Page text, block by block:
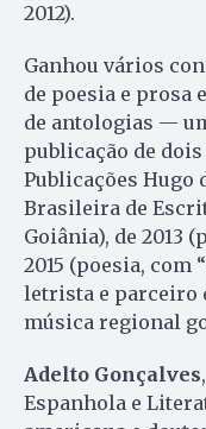
2012).
Ganhou vários
de poesia e prosa
de antologias —
publicação de
Publicações Hugo
Brasileira de
Goiânia), de 2013
2015 (poesia, com
letrista e parceiro
música regional
Adelto Gonçalves
Espanhola e